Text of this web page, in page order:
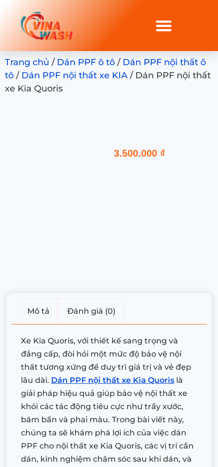
Trang chủ / Dán PPF ô tô / Dán PPF nội thất ô
tô / Dán PPF nội thất xe KIA / Dán PPF nội thất
xe Kia Quoris
3.500.000 ₫
Mô tả Đánh giá (0)
Xe Kia Quoris, với thiết kế sang trọng và
đẳng cấp, đòi hỏi một mức độ bảo vệ nội
thất tương xứng để duy trì giá trị và vẻ đẹp
lâu dài. Dán PPF nội thất xe Kia Quoris là
giải pháp hiệu quả giúp bảo vệ nội thất xe
khỏi các tác động tiêu cực như trầy xước,
bám bẩn và phai màu. Trong bài viết này,
chúng ta sẽ khám phá lợi ích của việc dán
PPF cho nội thất xe Kia Quoris, các vị trí cần
dán, kinh nghiệm chăm sóc sau khi dán, và